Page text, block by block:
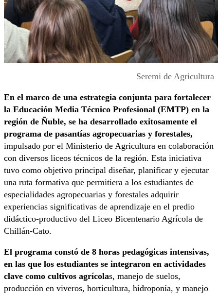
Seremi de Agricultura
En el marco de una estrategia conjunta para fortalecer
la Educación Media Técnico Profesional (EMTP) en la
región de Ñuble, se ha desarrollado exitosamente el
programa de pasantías agropecuarias y forestales,
impulsado por el Ministerio de Agricultura en colaboración
con diversos liceos técnicos de la región. Esta iniciativa
tuvo como objetivo principal diseñar, planificar y ejecutar
una ruta formativa que permitiera a los estudiantes de
especialidades agropecuarias y forestales adquirir
experiencias significativas de aprendizaje en el predio
didáctico-productivo del Liceo Bicentenario Agrícola de
Chillán-Cato.
El programa constó de 8 horas pedagógicas intensivas,
en las que los estudiantes se integraron en actividades
clave como cultivos agrícolas, manejo de suelos,
producción en viveros, horticultura, hidroponía, y manejo